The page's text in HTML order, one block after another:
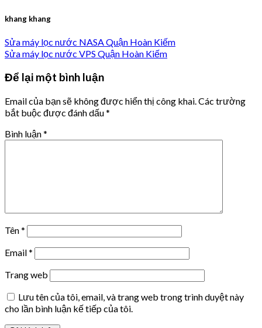
khang khang
Sửa máy lọc nước NASA Quận Hoàn Kiếm
Sửa máy lọc nước VPS Quận Hoàn Kiếm
Để lại một bình luận
Email của bạn sẽ không được hiển thị công khai. Các trường
bắt buộc được đánh dấu*
Bình luận*
Tên*
Email*
Trang web
Lưu tên của tôi, email, và trang web trong trình duyệt này
cho lần bình luận kế tiếp của tôi.